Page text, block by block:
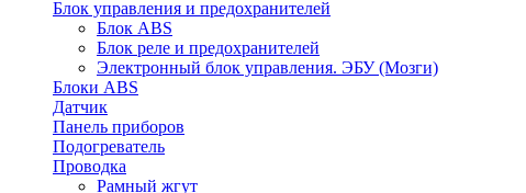
Блок управления и предохранителей
Блок ABS
Блок реле и предохранителей
Электронный блок управления. ЭБУ (Мозги)
Блоки ABS
Датчик
Панель приборов
Подогреватель
Проводка
Рамный жгут